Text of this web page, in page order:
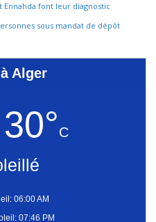
Ennahda font leur diagnostic
sous mandat de dépôt
Alger
30°C
06:00 AM
07:46 PM